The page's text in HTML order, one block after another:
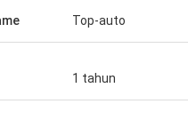
Top-auto
1 tahun